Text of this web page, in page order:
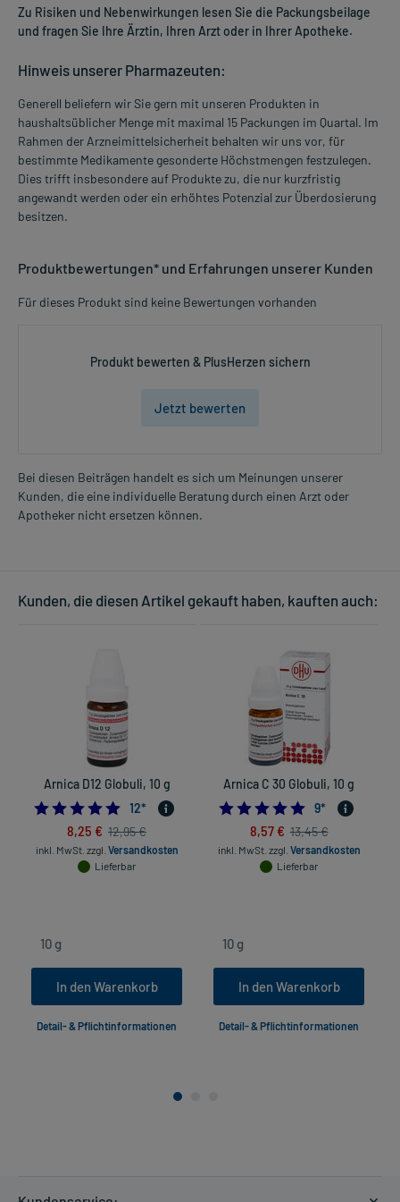
Zu Risiken und Nebenwirkungen lesen Sie die Packungsbeilage
und fragen Sie Ihre Ärztin, Ihren Arzt oder in Ihrer Apotheke.
Hinweis unserer Pharmazeuten:
Generell beliefern wir Sie gern mit unseren Produkten in
haushaltsüblicher Menge mit maximal 15 Packungen im Quartal. Im
Rahmen der Arzneimittelsicherheit behalten wir uns vor, für
bestimmte Medikamente gesonderte Höchstmengen festzulegen.
Dies trifft insbesondere auf Produkte zu, die nur kurzfristig
angewandt werden oder ein erhöhtes Potenzial zur Überdosierung
besitzen.
Produktbewertungen* und Erfahrungen unserer Kunden
Für dieses Produkt sind keine Bewertungen vorhanden
Produkt bewerten & PlusHerzen sichern
Jetzt bewerten
Bei diesen Beiträgen handelt es sich um Meinungen unserer
Kunden, die eine individuelle Beratung durch einen Arzt oder
Apotheker nicht ersetzen können.
Kunden, die diesen Artikel gekauft haben, kauften auch:
Arnica D12 Globuli, 10 g
5.0
12*
8,25 € 12,95 €
inkl. MwSt. zzgl. Versandkosten
Lieferbar
In den Warenkorb
Detail- & Pflichtinformationen
Arnica C 30 Globuli, 10 g
9*
8,57 € 13,45 €
inkl. MwSt. zzgl. Versandkosten
Lieferbar
In den Warenkorb
Detail- & Pflichtinformationen